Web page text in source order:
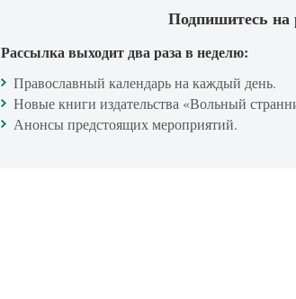
Подпишитесь на
Рассылка выходит два раза в неделю:
Православный календарь на каждый день.
Новые книги издательства «Вольный
Анонсы предстоящих мероприятий.